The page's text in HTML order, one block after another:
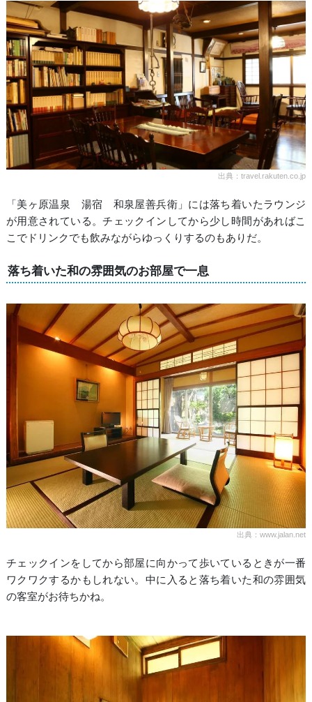
出典：travel.rakuten.co.jp
「美ヶ原温泉 湯宿 和泉屋善兵衛」には落ち着いたラウンジ
が用意されている。チェックインしてから少し時間があればこ
こでドリンクでも飲みながらゆっくりするのもありだ。
落ち着いた和の雰囲気のお部屋で一息
出典：www.jalan.net
チェックインをしてから部屋に向かって歩いているときが一番
ワクワクするかもしれない。中に入ると落ち着いた和の雰囲気
の客室がお待ちかね。